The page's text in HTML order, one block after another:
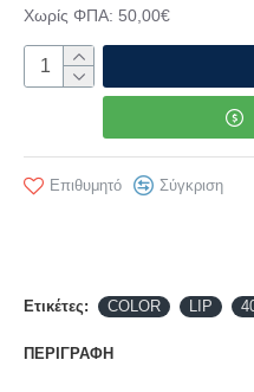
Χωρίς ΦΠΑ: 50,00€
Επιθυμητό Σύγκριση
Ετικέτες: COLOR LIP
ΠΕΡΙΓΡΑΦΉ